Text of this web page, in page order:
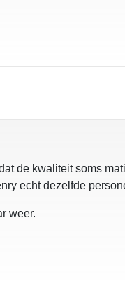
de kwaliteit soms
echt dezelfde
weer.